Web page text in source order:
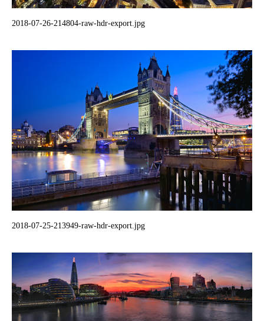
2018-07-26-214804-raw-hdr-export.jpg
2018-07-25-213949-raw-hdr-export.jpg